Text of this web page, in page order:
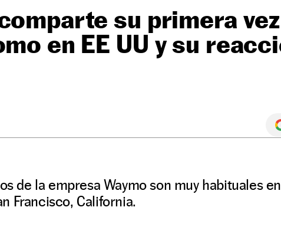
su primera
en EE UU y su
de la empresa Waymo son muy habituales
Francisco, California.